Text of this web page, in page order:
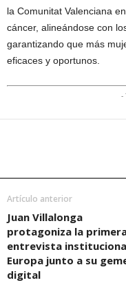
la Comunitat Valenciana
cáncer, alineándose con
garantizando que más
eficaces y oportunos.
-
Artículo anterior
Juan Villalonga
protagoniza la
entrevista
Europa junto a su
digital